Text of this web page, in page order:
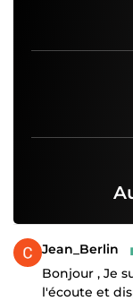
Jean_Berlin
Bonjour , Je
l'écoute et